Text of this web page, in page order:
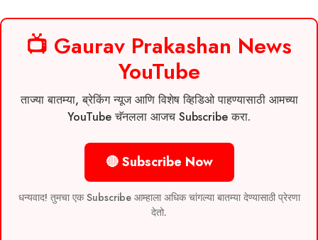
📺 Gaurav Prakashan News
YouTube
ताज्या बातम्या, ब्रेकिंग न्यूज आणि विशेष व्हिडिओ पाहण्यासाठी आमच्या
YouTube चॅनलला आजच Subscribe करा.
🔴 Subscribe Now
धन्यवाद! तुमचा एक Subscribe आम्हाला अधिक चांगल्या बातम्या देण्यासाठी प्रेरणा
देतो.